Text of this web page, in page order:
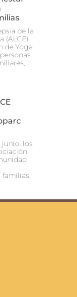
de la
(ALCE)
de Yoga
junio, los
familias,